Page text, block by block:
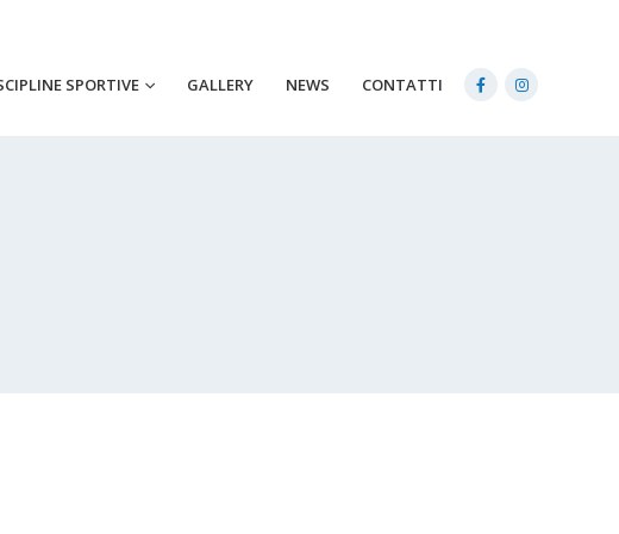
SPORTIVE GALLERY NEWS CONTATTI